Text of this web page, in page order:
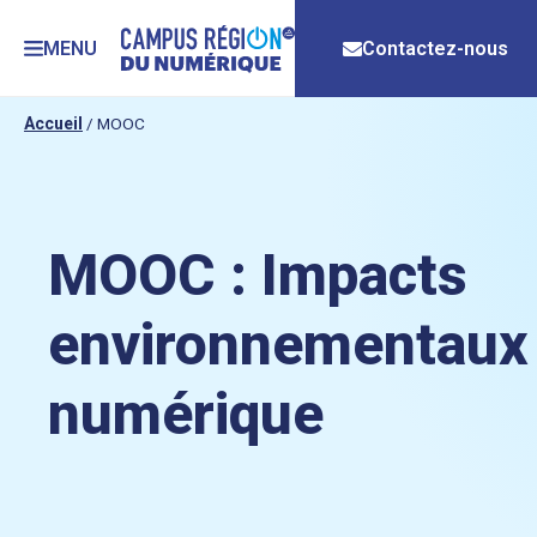
MENU Contactez-nous
Accueil / MOOC
MOOC : Impacts
numérique